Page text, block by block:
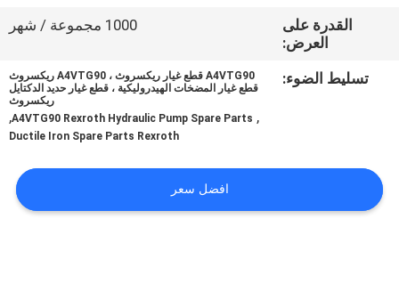
اتصل
حالات
القدرة على
العرض:
1000 مجموعة / شهر
تسليط الضوء:
A4VTG90 قطع غيار ريكسروث ، A4VTG90 ريكسروث
قطع غيار المضخات الهيدروليكية ، قطع غيار حديد الدكتايل
ريكسروث
,
A4VTG90 Rexroth Hydraulic Pump Spare Parts
,
Ductile Iron Spare Parts Rexroth
افضل سعر